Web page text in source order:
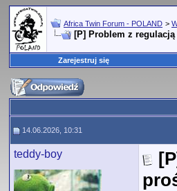
Africa Twin Forum - POLAND >
[P] Problem z
Zarejestruj się
14.06.2026, 10:31
teddy-boy